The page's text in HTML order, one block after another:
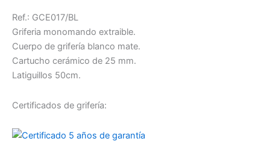
Ref.: GCE017/BL
Griferia monomando extraible.
Cuerpo de grifería blanco mate.
Cartucho cerámico de 25 mm.
Latiguillos 50cm.
Certificados de grifería: